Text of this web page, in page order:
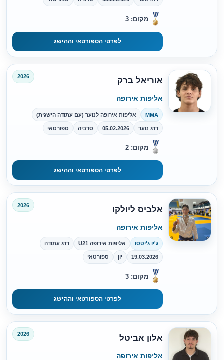
מקום: 3
לפרטי הספורטאי וההישג
אוריאל ברק 2026
אליפות אירופה
MMA אליפות אירופה לנוער (עם עתודה הישגית)
דרג נוער 05.02.2026 סרביה ספורטאי
מקום: 2
לפרטי הספורטאי וההישג
אלביס ליולקו 2026
אליפות אירופה
ג'יו ג'יטסו אליפות אירופה U21 דרג עתודה
19.03.2026 יון ספורטאי
מקום: 3
לפרטי הספורטאי וההישג
אלון אביטל 2026
אליפות אירופה